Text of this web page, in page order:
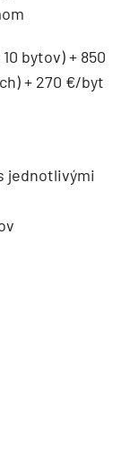
bytov) + 850
+ 270 €/byt
jednotlivými